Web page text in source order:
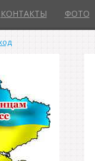
КОНТАКТЫ ФОТО